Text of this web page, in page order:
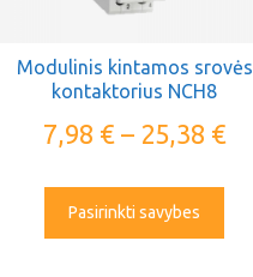
Modulinis kintamos srovės
kontaktorius NCH8
7,98 €– 25,38 €
Pasirinkti savybes